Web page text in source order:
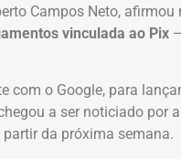
Campos Neto, afirmou
vinculada ao Pix
com o Google, para
a ser noticiado por
da próxima semana.